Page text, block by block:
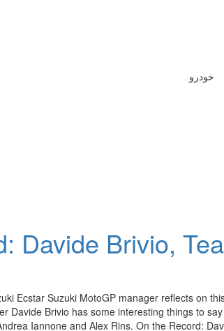
خودرو
Davide Brivio,
Ecstar Suzuki MotoGP manager reflects on
Davide Brivio has some interesting things to
Iannone and Alex Rins. On the Record: